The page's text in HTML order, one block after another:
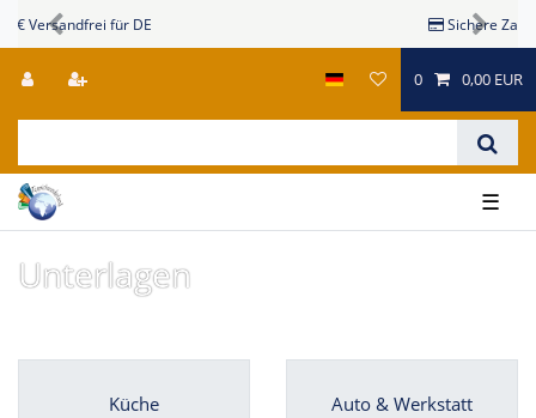
Previous Next
0 0,00 EUR
☰
Unterlagen
Küche Auto & Werkstatt